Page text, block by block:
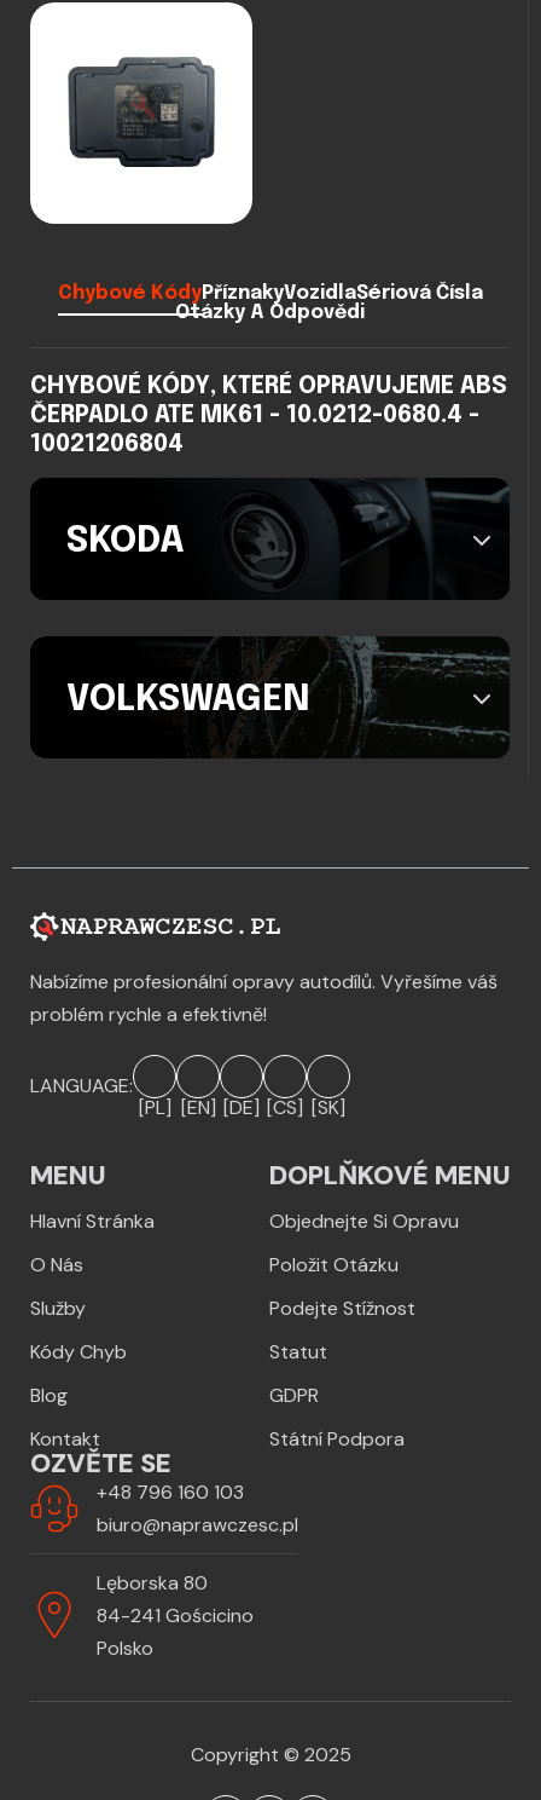
Chybové KódyPříznakyVozidlaSériová Čísla
Otázky A Odpovědi
CHYBOVÉ KÓDY, KTERÉ OPRAVUJEME ABS
ČERPADLO ATE MK61 - 10.0212-0680.4 -
10021206804
SKODA
VOLKSWAGEN
Nabízíme profesionální opravy autodílů. Vyřešíme váš
problém rychle a efektivně!
LANGUAGE:
[PL] [EN] [DE] [CS] [SK]
MENU
Hlavní Stránka
O Nás
Služby
Kódy Chyb
Blog
Kontakt
DOPLŇKOVÉ MENU
Objednejte Si Opravu
Položit Otázku
Podejte Stížnost
Statut
GDPR
Státní Podpora
OZVĚTE SE
+48 796 160 103
biuro@naprawczesc.pl
Lęborska 80
84-241 Gościcino
Polsko
Copyright © 2025